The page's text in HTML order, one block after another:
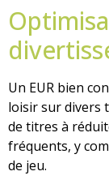
Un EUR bien
loisir sur divers
de titres à
fréquents, y
de jeu.